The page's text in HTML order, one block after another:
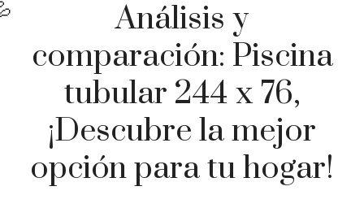
Análisis y
comparación: Piscina
tubular 244 x 76,
¡Descubre la mejor
opción para tu hogar!